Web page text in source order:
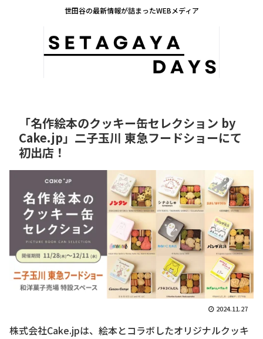
世田谷の最新情報が詰まったWEBメディア
「名作絵本のクッキー缶セレクション by
Cake.jp」二子玉川 東急フードショーにて
初出店！
2024.11.27
株式会社Cake.jpは、絵本とコラボしたオリジナルクッキ